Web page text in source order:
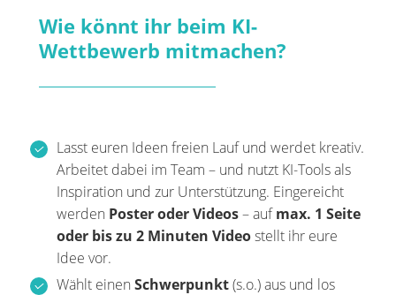
Wie könnt ihr beim KI-
Wettbewerb mitmachen?
Lasst euren Ideen freien Lauf und werdet kreativ.
Arbeitet dabei im Team – und nutzt KI-Tools als
Inspiration und zur Unterstützung. Eingereicht
werden Poster oder Videos– aufmax. 1 Seite
oder bis zu 2 Minuten Videostellt ihr eure
Idee vor.
Wählt einen Schwerpunkt(s.o.) aus und los